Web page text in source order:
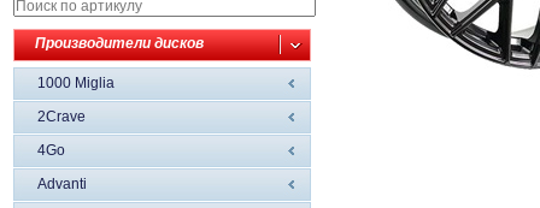
Производители дисков
1000 Miglia
2Crave
4Go
Advanti